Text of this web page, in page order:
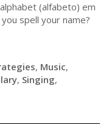
(alfabeto) em
spell your name?
, Music,
, Singing,